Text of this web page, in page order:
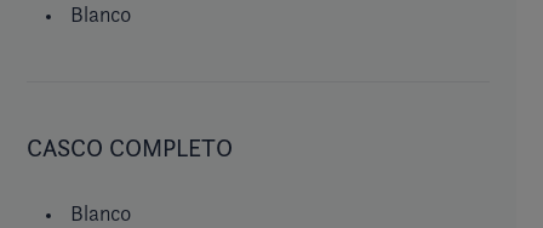
Blanco
CASCO COMPLETO
Blanco